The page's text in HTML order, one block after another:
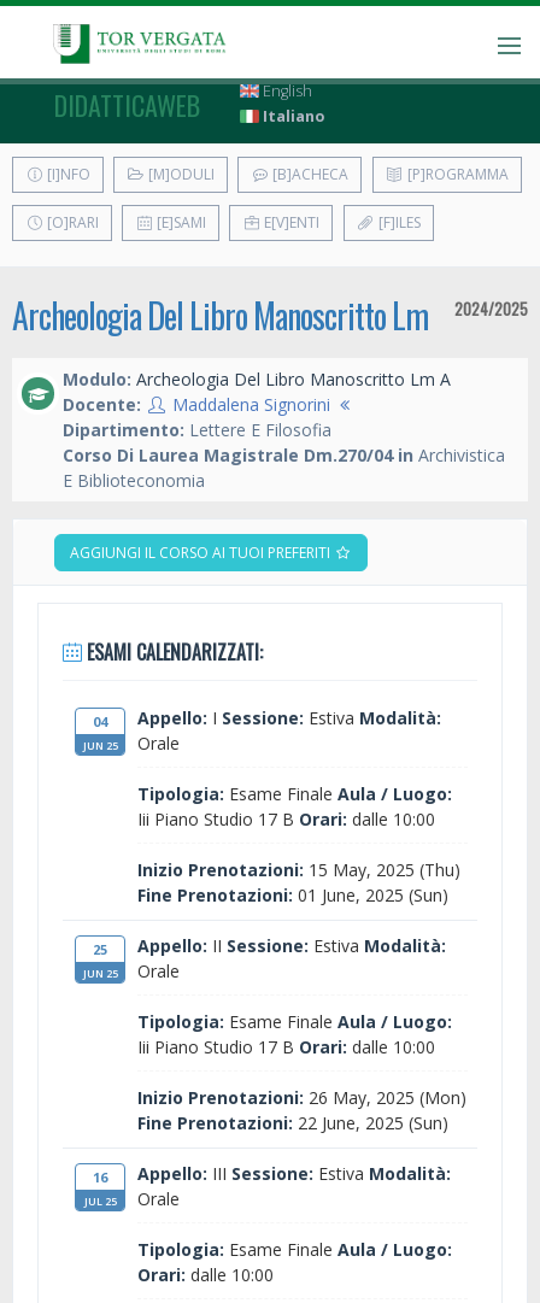
DIDATTICAWEB
English
Italiano
[I]NFO [M]ODULI [B]ACHECA [P]ROGRAMMA
[O]RARI [E]SAMI E[V]ENTI [F]ILES
Archeologia Del Libro Manoscritto Lm 2024/2025
Modulo: Archeologia Del Libro Manoscritto Lm A
Docente:
Maddalena Signorini
Dipartimento: Lettere E Filosofia
Corso Di Laurea Magistrale Dm.270/04 in Archivistica
E Biblioteconomia
AGGIUNGI IL CORSO AI TUOI PREFERITI
ESAMI CALENDARIZZATI:
04
JUN 25
Appello: I Sessione: Estiva Modalità:
Orale
Tipologia: Esame Finale Aula / Luogo:
Iii Piano Studio 17 B Orari: dalle 10:00
Inizio Prenotazioni: 15 May, 2025 (Thu)
Fine Prenotazioni: 01 June, 2025 (Sun)
25
JUN 25
Appello: II Sessione: Estiva Modalità:
Orale
Tipologia: Esame Finale Aula / Luogo:
Iii Piano Studio 17 B Orari: dalle 10:00
Inizio Prenotazioni: 26 May, 2025 (Mon)
Fine Prenotazioni: 22 June, 2025 (Sun)
16
JUL 25
Appello: III Sessione: Estiva Modalità:
Orale
Tipologia: Esame Finale Aula / Luogo:
Orari: dalle 10:00